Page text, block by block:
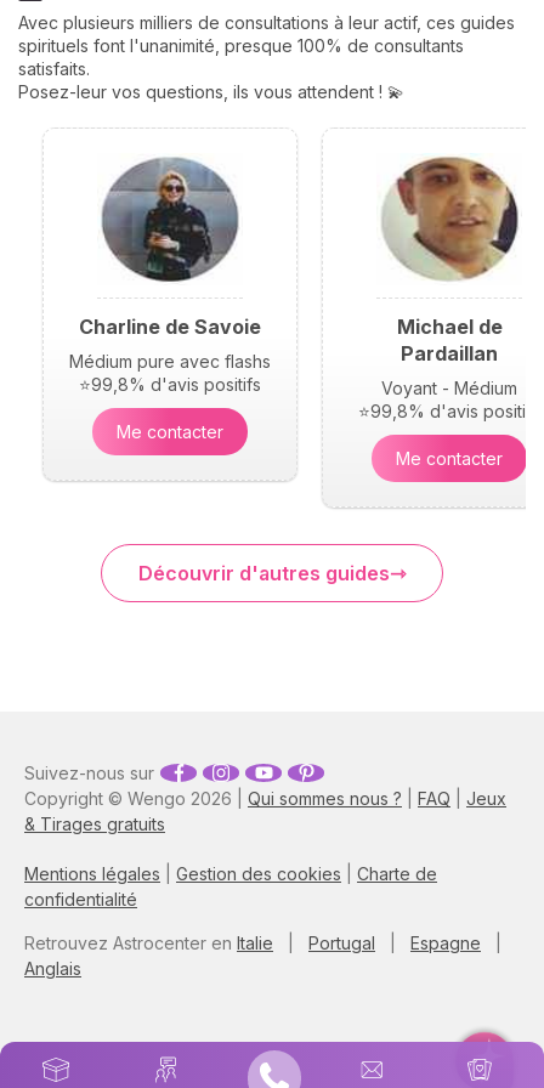
Avec plusieurs milliers de consultations à leur actif, ces guides
spirituels font l'unanimité, presque 100% de consultants
satisfaits.
Posez-leur vos questions, ils vous attendent ! 💫
Charline de Savoie
Médium pure avec flashs
⭐99,8% d'avis positifs
Me contacter
Michael de
Pardaillan
Voyant - Médium
⭐99,8% d'avis positifs
Me contacter
Découvrir d'autres guides
Copyright © Wengo 2026 | Qui sommes nous ? FAQ
Jeux
& Tirages gratuits
Mentions légales Gestion des cookies
Charte de
confidentialité
Suivez-nous sur
Retrouvez Astrocenter en Italie Portugal Espagne
Anglais